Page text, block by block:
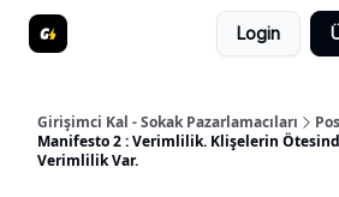
Login
Girişimci Kal - Sokak Pazarlamacıları
Manifesto 2 : Verimlilik. Klişelerin
Verimlilik Var.